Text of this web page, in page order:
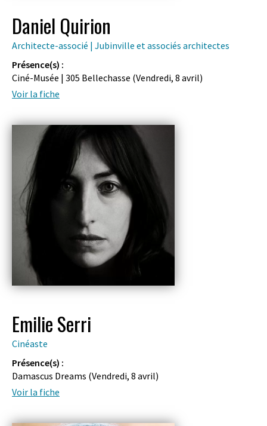
Daniel Quirion
Architecte-associé | Jubinville et associés architectes
Présence(s) :
Ciné-Musée | 305 Bellechasse (Vendredi, 8 avril)
Voir la fiche
Emilie Serri
Cinéaste
Présence(s) :
Damascus Dreams (Vendredi, 8 avril)
Voir la fiche